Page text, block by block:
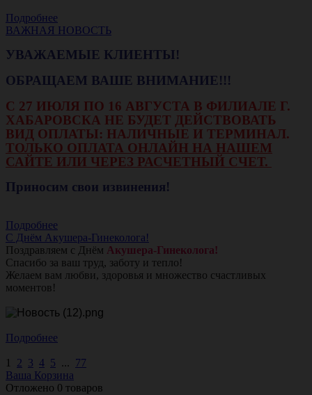
Подробнее
ВАЖНАЯ НОВОСТЬ
УВАЖАЕМЫЕ КЛИЕНТЫ!
ОБРАЩАЕМ ВАШЕ ВНИМАНИЕ!!!
С 27 ИЮЛЯ ПО 16 АВГУСТА В ФИЛИАЛЕ Г.
ХАБАРОВСКА НЕ БУДЕТ ДЕЙСТВОВАТЬ
ВИД ОПЛАТЫ: НАЛИЧНЫЕ И ТЕРМИНАЛ.
ТОЛЬКО ОПЛАТА ОНЛАЙН НА НАШЕМ
САЙТЕ ИЛИ ЧЕРЕЗ РАСЧЕТНЫЙ СЧЕТ.
Приносим свои извинения!
Подробнее
С Днём Акушера-Гинеколога!
Поздравляем с Днём Акушера-Гинеколога!
Спасибо за ваш труд, заботу и тепло!
Желаем вам любви, здоровья и множество счастливых
моментов!
Подробнее
1 2 3 4 5 ... 77
Ваша Корзина
Отложено 0 товаров